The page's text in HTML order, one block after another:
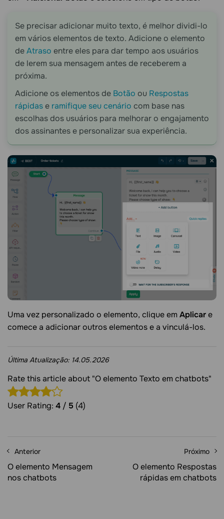
Se precisar adicionar muito texto, é melhor dividi-lo
em vários elementos de texto. Adicione o elemento
deAtraso entre eles para dar tempo aos usuários
de lerem sua mensagem antes de receberem a
próxima.
Adicione os elementos de Botão ou Respostas
rápidas e ramifique seu cenário com base nas
escolhas dos usuários para melhorar o engajamento
dos assinantes e personalizar sua experiência.
Uma vez personalizado o elemento, clique em Aplicare
comece a adicionar outros elementos e a vinculá-los.
Última Atualização: 14.05.2026
Rate this article about "O elemento Texto em chatbots"
User Rating: 4 / 5 (4)
Anterior
O elemento Mensagem
nos chatbots
Próximo
O elemento Respostas
rápidas em chatbots